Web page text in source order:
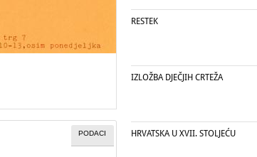
PODACI
RESTEK
IZLOŽBA DJEČJIH CRTEŽA
HRVATSKA U XVII. STOLJEĆU